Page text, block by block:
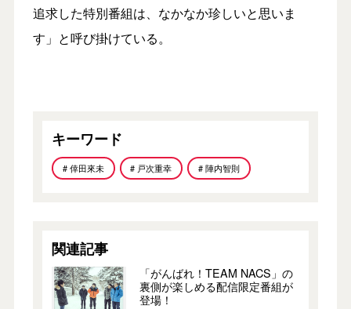
追求した特別番組は、なかなか珍しいと思いま
す」と呼び掛けている。
キーワード
# 倖田來未 # 戸次重幸 # 陣内智則
関連記事
「がんばれ！TEAM NACS」の
裏側が楽しめる配信限定番組が
登場！